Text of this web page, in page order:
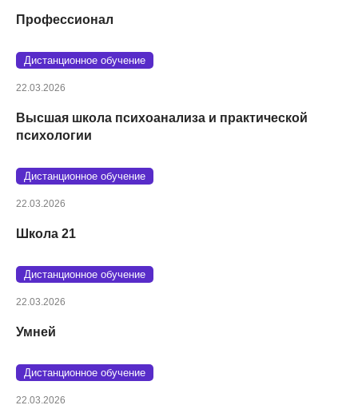
Профессионал
Дистанционное обучение
22.03.2026
Высшая школа психоанализа и практической
психологии
Дистанционное обучение
22.03.2026
Школа 21
Дистанционное обучение
22.03.2026
Умней
Дистанционное обучение
22.03.2026